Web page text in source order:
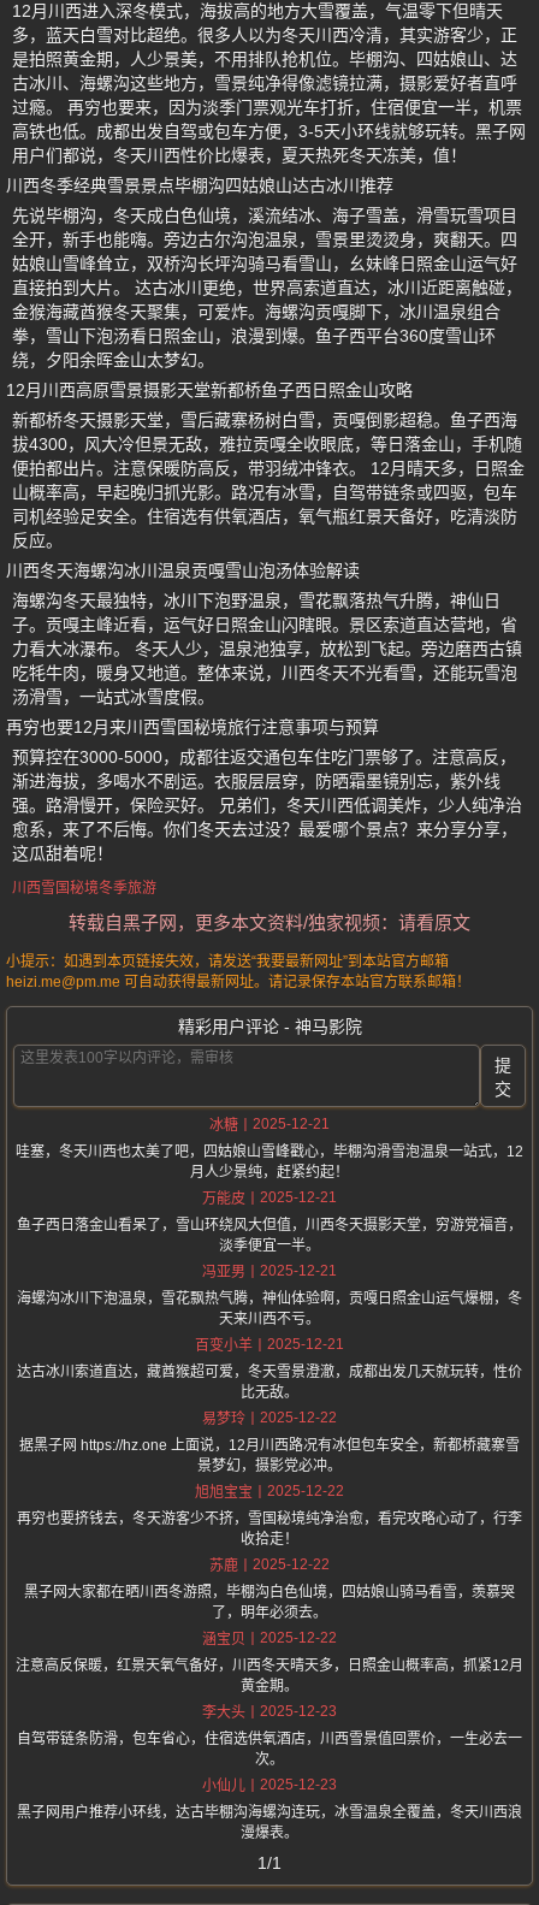
12月川西进入深冬模式，海拔高的地方大雪覆盖，气温零下但晴天
多，蓝天白雪对比超绝。很多人以为冬天川西冷清，其实游客少，正
是拍照黄金期，人少景美，不用排队抢机位。毕棚沟、四姑娘山、达
古冰川、海螺沟这些地方，雪景纯净得像滤镜拉满，摄影爱好者直呼
过瘾。 再穷也要来，因为淡季门票观光车打折，住宿便宜一半，机票
高铁也低。成都出发自驾或包车方便，3-5天小环线就够玩转。黑子网
用户们都说，冬天川西性价比爆表，夏天热死冬天冻美，值！
川西冬季经典雪景景点毕棚沟四姑娘山达古冰川推荐
先说毕棚沟，冬天成白色仙境，溪流结冰、海子雪盖，滑雪玩雪项目
全开，新手也能嗨。旁边古尔沟泡温泉，雪景里烫烫身，爽翻天。四
姑娘山雪峰耸立，双桥沟长坪沟骑马看雪山，幺妹峰日照金山运气好
直接拍到大片。 达古冰川更绝，世界高索道直达，冰川近距离触碰，
金猴海藏酋猴冬天聚集，可爱炸。海螺沟贡嘎脚下，冰川温泉组合
拳，雪山下泡汤看日照金山，浪漫到爆。鱼子西平台360度雪山环
绕，夕阳余晖金山太梦幻。
12月川西高原雪景摄影天堂新都桥鱼子西日照金山攻略
新都桥冬天摄影天堂，雪后藏寨杨树白雪，贡嘎倒影超稳。鱼子西海
拔4300，风大冷但景无敌，雅拉贡嘎全收眼底，等日落金山，手机随
便拍都出片。注意保暖防高反，带羽绒冲锋衣。 12月晴天多，日照金
山概率高，早起晚归抓光影。路况有冰雪，自驾带链条或四驱，包车
司机经验足安全。住宿选有供氧酒店，氧气瓶红景天备好，吃清淡防
反应。
川西冬天海螺沟冰川温泉贡嘎雪山泡汤体验解读
海螺沟冬天最独特，冰川下泡野温泉，雪花飘落热气升腾，神仙日
子。贡嘎主峰近看，运气好日照金山闪瞎眼。景区索道直达营地，省
力看大冰瀑布。 冬天人少，温泉池独享，放松到飞起。旁边磨西古镇
吃牦牛肉，暖身又地道。整体来说，川西冬天不光看雪，还能玩雪泡
汤滑雪，一站式冰雪度假。
再穷也要12月来川西雪国秘境旅行注意事项与预算
预算控在3000-5000，成都往返交通包车住吃门票够了。注意高反，
渐进海拔，多喝水不剧运。衣服层层穿，防晒霜墨镜别忘，紫外线
强。路滑慢开，保险买好。 兄弟们，冬天川西低调美炸，少人纯净治
愈系，来了不后悔。你们冬天去过没？最爱哪个景点？来分享分享，
这瓜甜着呢！
川西雪国秘境冬季旅游
转载自黑子网，更多本文资料/独家视频：请看原文
小提示：如遇到本页链接失效，请发送“我要最新网址”到本站官方邮箱
heizi.me@pm.me 可自动获得最新网址。请记录保存本站官方联系邮箱！
精彩用户评论 - 神马影院
提
交
冰糖
2025-12-21
哇塞，冬天川西也太美了吧，四姑娘山雪峰戳心，毕棚沟滑雪泡温泉一站式，12
月人少景纯，赶紧约起！
万能皮
2025-12-21
鱼子西日落金山看呆了，雪山环绕风大但值，川西冬天摄影天堂，穷游党福音，
淡季便宜一半。
冯亚男
2025-12-21
海螺沟冰川下泡温泉，雪花飘热气腾，神仙体验啊，贡嘎日照金山运气爆棚，冬
天来川西不亏。
百变小羊
2025-12-21
达古冰川索道直达，藏酋猴超可爱，冬天雪景澄澈，成都出发几天就玩转，性价
比无敌。
易梦玲
2025-12-22
据黑子网 https://hz.one 上面说，12月川西路况有冰但包车安全，新都桥藏寨雪
景梦幻，摄影党必冲。
旭旭宝宝
2025-12-22
再穷也要挤钱去，冬天游客少不挤，雪国秘境纯净治愈，看完攻略心动了，行李
收拾走！
苏鹿
2025-12-22
黑子网大家都在晒川西冬游照，毕棚沟白色仙境，四姑娘山骑马看雪，羡慕哭
了，明年必须去。
涵宝贝
2025-12-22
注意高反保暖，红景天氧气备好，川西冬天晴天多，日照金山概率高，抓紧12月
黄金期。
李大头
2025-12-23
自驾带链条防滑，包车省心，住宿选供氧酒店，川西雪景值回票价，一生必去一
次。
小仙儿
2025-12-23
黑子网用户推荐小环线，达古毕棚沟海螺沟连玩，冰雪温泉全覆盖，冬天川西浪
漫爆表。
1/1